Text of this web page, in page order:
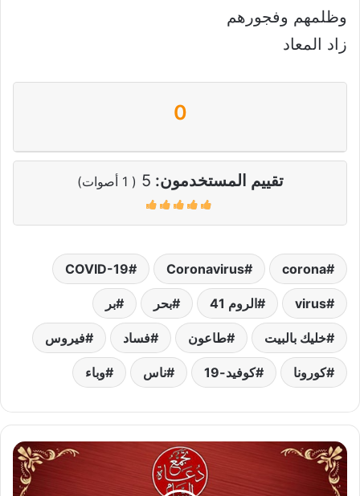
وظلمهم وفجورهم
زاد المعاد
0
تقييم المستخدمون: 5
(
1 أصوات)
corona
Coronavirus
COVID-19
virus الروم 41 بحر بر
خليك بالبيت طاعون فساد فيروس
كورونا كوفيد-19 ناس وباء
الذين
يبلغون
رسالات